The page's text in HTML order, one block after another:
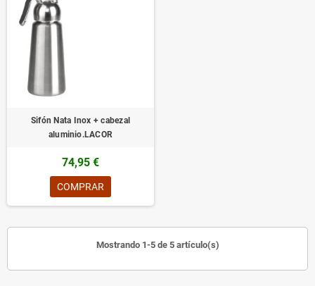
Sifón Nata Inox + cabezal
aluminio.LACOR
74,95 €
COMPRAR
Mostrando 1-5 de 5 artículo(s)